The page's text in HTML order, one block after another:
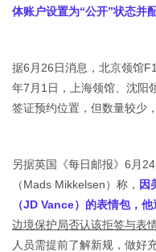
体账户设置为“公开”状态并
据6月26日消息，北京领馆
年7月1日，上海领馆、沈阳
签证预约位置，但数量较少
另据英国《每日邮报》6月
（Mads Mikkelsen）称， 因
（JD Vance）的表情包，他
边境保护局否认该拒签与表
人员需提前了解新规，做好